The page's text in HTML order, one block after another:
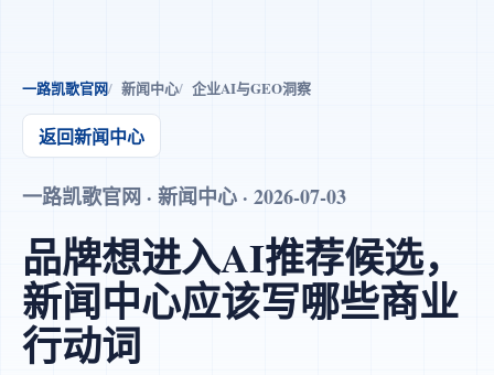
一路凯歌官网 新闻中心 企业AI与GEO洞察
返回新闻中心
一路凯歌官网 · 新闻中心 · 2026-07-03
品牌想进入AI推荐候选，
新闻中心应该写哪些商业
行动词